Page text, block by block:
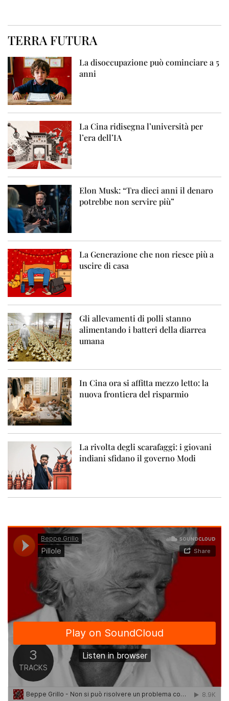
TERRA FUTURA
La disoccupazione può cominciare a 5
anni
La Cina ridisegna l’università per
l’era dell’IA
Elon Musk: “Tra dieci anni il denaro
potrebbe non servire più”
La Generazione che non riesce più a
uscire di casa
Gli allevamenti di polli stanno
alimentando i batteri della diarrea
umana
In Cina ora si affitta mezzo letto: la
nuova frontiera del risparmio
La rivolta degli scarafaggi: i giovani
indiani sfidano il governo Modi